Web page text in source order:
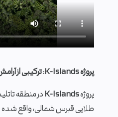
پروژه K-Islands: ترکیبی از آرامش، طبیعت و زندگی لوکس
پروژهK-Islandsدر منطقه
طلایی قبرس شمالی، واقع شده